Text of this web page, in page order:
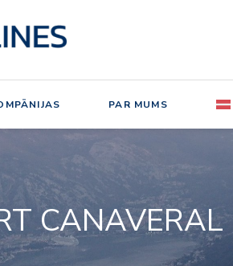
PAR MUMS
CANAVERAL